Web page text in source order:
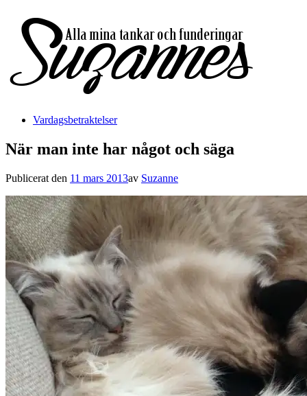
Vardagsbetraktelser
När man inte har något och säga
Publicerat den 11 mars 2013av Suzanne